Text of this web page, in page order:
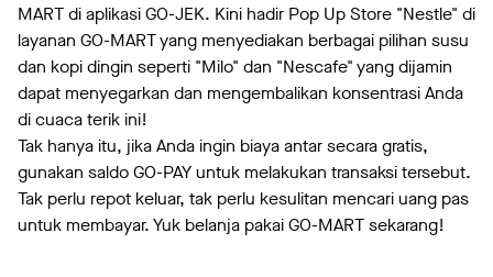
MART di aplikasi GO-JEK. Kini hadir Pop Up Store "Nestle" di
layanan GO-MART yang menyediakan berbagai pilihan susu
dan kopi dingin seperti "Milo" dan "Nescafe" yang dijamin
dapat menyegarkan dan mengembalikan konsentrasi Anda
di cuaca terik ini!
Tak hanya itu, jika Anda ingin biaya antar secara gratis,
gunakan saldo GO-PAY untuk melakukan transaksi tersebut.
Tak perlu repot keluar, tak perlu kesulitan mencari uang pas
untuk membayar. Yuk belanja pakai GO-MART sekarang!